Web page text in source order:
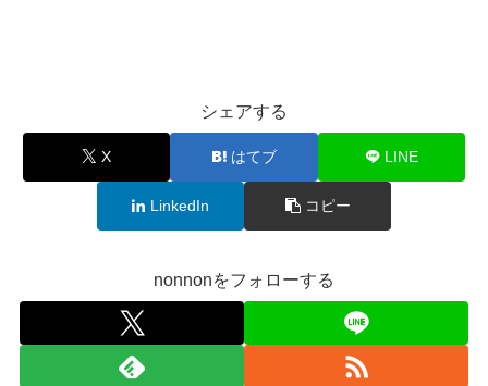
シェアする
X はてブ LINE
LinkedIn コピー
nonnonをフォローする